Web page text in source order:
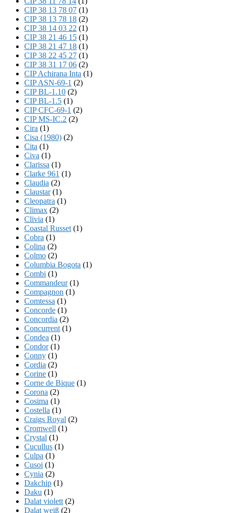
CIP 38 13 78 07 (1)
CIP 38 13 78 18 (2)
CIP 38 14 03 22 (1)
CIP 38 21 46 15 (1)
CIP 38 21 47 18 (1)
CIP 38 22 45 27 (1)
CIP 38 31 17 06 (2)
CIP Achirana Inta (1)
CIP ASN-69-1 (2)
CIP BL-1.10 (2)
CIP BL-1.5 (1)
CIP CFC-69-1 (2)
CIP MS-IC.2 (2)
Cira (1)
Cisa (1980) (2)
Cita (1)
Civa (1)
Clarissa (1)
Clarke 961 (1)
Claudia (2)
Claustar(1)
Cleopatra (1)
Climax (2)
Clivia (1)
Coastal Russet (1)
Cobra (1)
Colina (2)
Colmo (2)
Columbia Bogota (1)
Combi (1)
Commandeur(1)
Compagnon (1)
Comtessa (1)
Concorde (1)
Concordia (2)
Concurrent (1)
Condea (1)
Condor(1)
Conny (1)
Cordia (2)
Corine (1)
Corne de Bique (1)
Corona (2)
Cosima (1)
Costella (1)
Craigs Royal (2)
Cromwell (1)
Crystal (1)
Cucullus (1)
Culpa (1)
Cusoi (1)
Cynia (2)
Dakchip (1)
Daku (1)
Dalat violett (2)
Dalat weiß (2)